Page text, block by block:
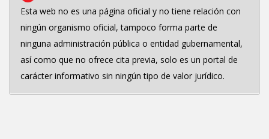
Esta web no es una página oficial y no tiene relación con
ningún organismo oficial, tampoco forma parte de
ninguna administración pública o entidad gubernamental,
así como que no ofrece cita previa, solo es un portal de
carácter informativo sin ningún tipo de valor jurídico.